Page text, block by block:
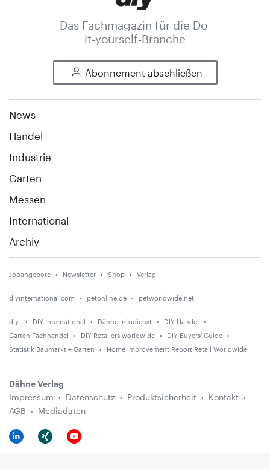
Das Fachmagazin für die Do-
it-yourself-Branche
Abonnement abschließen
News
Handel
Industrie
Garten
Messen
International
Archiv
Jobangebote Newsletter Shop Verlag
diyinternational.com petonline.de petworldwide.net
diy DIY International Dähne Infodienst
DIY Handel
Garten Fachhandel
DIY Retailers worldwide
DIY Buyers' Guide
Statistik Baumarkt + Garten
Home Improvement Report Retail Worldwide
Dähne Verlag
Impressum
Datenschutz Produktsicherheit
Kontakt
AGB
Mediadaten